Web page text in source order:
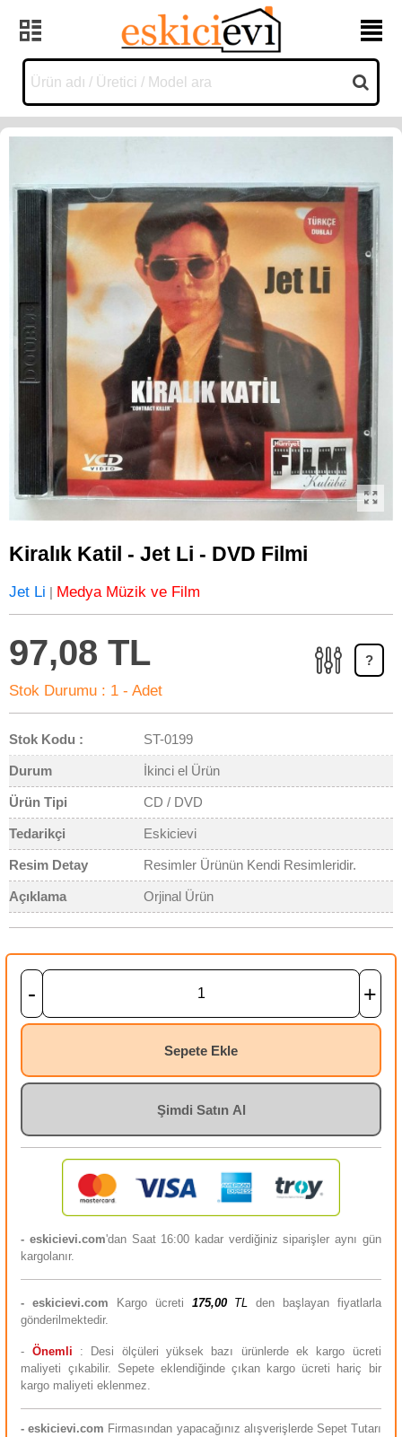
Kiralık Katil - Jet Li - DVD Filmi
Jet Li | Medya Müzik ve Film
97,08 TL
Stok Durumu : 1 - Adet
?
Stok Kodu : ST-0199
Durum İkinci el Ürün
Ürün Tipi CD / DVD
Tedarikçi Eskicievi
Resim Detay Resimler Ürünün Kendi Resimleridir.
Açıklama Orjinal Ürün
- +
Sepete Ekle
Şimdi Satın Al
- eskicievi.com'dan Saat 16:00 kadar verdiğiniz siparişler aynı gün
kargolanır.
-eskicievi.com Kargo ücreti 175,00 TL den başlayan fiyatlarla
gönderilmektedir.
- Önemli
: Desi ölçüleri yüksek bazı ürünlerde ek kargo ücreti
maliyeti çıkabilir. Sepete eklendiğinde çıkan kargo ücreti hariç bir
kargo maliyeti eklenmez.
-eskicievi.com Firmasından yapacağınız alışverişlerde Sepet Tutarı